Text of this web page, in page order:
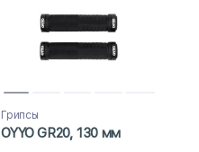
Грипсы
OYYO GR20, 130 мм